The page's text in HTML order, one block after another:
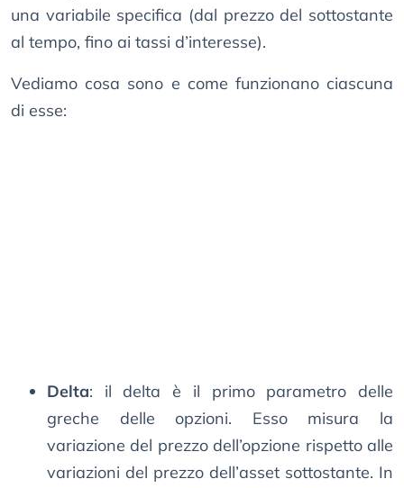
una variabile specifica (dal prezzo del sottostante
al tempo, fino ai tassi d’interesse).
Vediamo cosa sono e come funzionano ciascuna
di esse:
Delta: il delta è il primo parametro delle
greche delle opzioni. Esso misura la
variazione del prezzo dell’opzione rispetto alle
variazioni del prezzo dell’asset sottostante. In